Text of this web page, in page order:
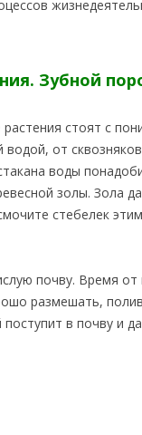
Зубной
стоят с
от
воды
золы. Зола
стебелек
почву. Время
размешать,
в почву и